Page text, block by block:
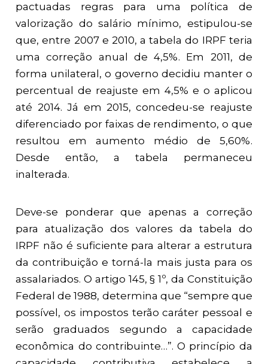
pactuadas regras para uma política de
valorização do salário mínimo, estipulou-se
que, entre 2007 e 2010, a tabela do IRPF teria
uma correção anual de 4,5%. Em 2011, de
forma unilateral, o governo decidiu manter o
percentual de reajuste em 4,5% e o aplicou
até 2014. Já em 2015, concedeu-se reajuste
diferenciado por faixas de rendimento, o que
resultou em aumento médio de 5,60%.
Desde então, a tabela permaneceu
inalterada.
Deve-se ponderar que apenas a correção
para atualização dos valores da tabela do
IRPF não é suficiente para alterar a estrutura
da contribuição e torná-la mais justa para os
assalariados. O artigo 145, § 1º, da Constituição
Federal de 1988, determina que “sempre que
possível, os impostos terão caráter pessoal e
serão graduados segundo a capacidade
econômica do contribuinte…”. O princípio da